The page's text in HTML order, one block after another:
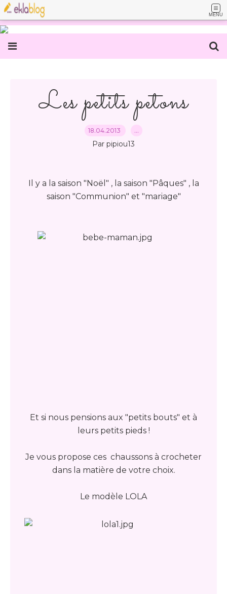
MENU
Les petits petons
18.04.2013 …
Par pipiou13
Il y a la saison "Noël" , la saison "Pâques" , la
saison "Communion" et "mariage"
Et si nous pensions aux "petits bouts" et à
leurs petits pieds !
Je vous propose ces chaussons à crocheter
dans la matière de votre choix.
Le modèle LOLA